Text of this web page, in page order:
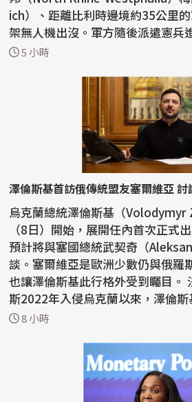
ich）、距離比利時邊境約35公里
架無人機出沒。軍方隨後派遣憲兵
警方...
5 小時
澤倫斯基首訪俄傳統盟友塞爾維亞
烏克蘭總統澤倫斯基（
（8日）開始，展開任內首次正式
預計將與塞國總統武契奇（
談。塞爾維亞是歐洲少數仍與俄羅
也讓澤倫斯基此行格外受到矚目。 法新社報導，自俄羅
斯2022年入侵烏克蘭以來，澤倫
支持...
8 小時